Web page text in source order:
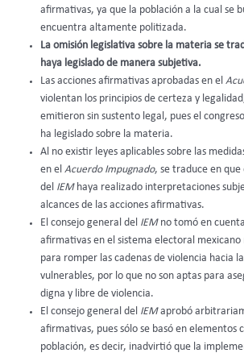
afirmativas, ya que la población a la cual se
encuentra altamente politizada.
La omisión legislativa sobre la materia se
haya legislado de manera subjetiva.
Las acciones afirmativas aprobadas en el
violentan los principios de certeza y
emitieron sin sustento legal, pues el
ha legislado sobre la materia.
Al no existir leyes aplicables sobre las
en el Acuerdo Impugnado, se traduce en que
del IEM haya realizado interpretaciones
alcances de las acciones afirmativas.
El consejo general del IEM no tomó en
afirmativas en el sistema electoral mexicano
para romper las cadenas de violencia hacia
vulnerables, por lo que no son aptas para
digna y libre de violencia.
El consejo general del IEMaprobó
afirmativas, pues sólo se basó en elementos
población, es decir, inadvirtió que la